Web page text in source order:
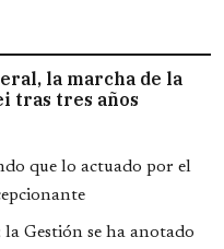
la marcha de la
tras tres años
que lo actuado por el
Gestión se ha anotado